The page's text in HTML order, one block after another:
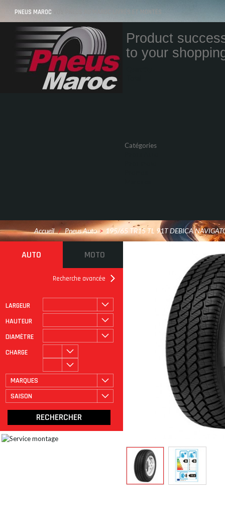
PNEUS MAROC VOS PNEUS AU MAROC LIVRÉS ET MONTÉS
Product
to your
Catégories
Accueil / Pneus Auto > 195/65 TR15 TL 91T DEBICA
AUTO MOTO
Recherche avancée
LARGEUR
HAUTEUR
DIAMÈTRE
CHARGE
MARQUES
SAISON
ROULAGE À PLAT